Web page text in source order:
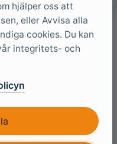
identitetsflöden
Control.
för självhostad
hjälper oss att
eller Avvisa alla
cookies. Du kan
integritets- och